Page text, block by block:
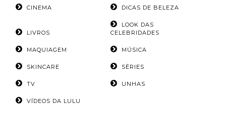
CINEMA DICAS DE BELEZA
LIVROS
LOOK DAS
CELEBRIDADES
MAQUIAGEM MÚSICA
SKINCARE SÉRIES
TV UNHAS
VÍDEOS DA LULU